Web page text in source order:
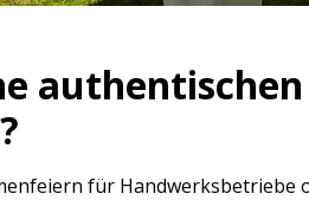
für Handwerksbetriebe